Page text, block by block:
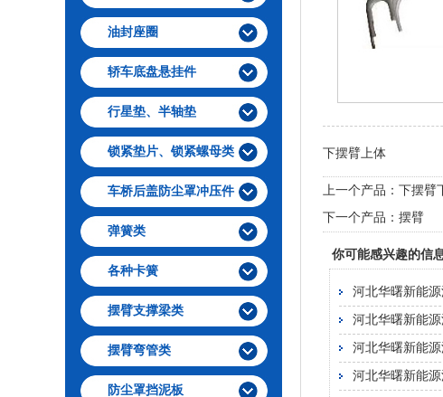
油封座圈
轿车底盘悬挂件
行星垫、半轴垫
锁紧垫片、锁紧螺母类
车桥后盖防尘罩冲压件
弹簧类
各种卡簧
摆臂支撑梁类
摆臂弯管类
防尘罩挡泥板
下摆臂上体
上一个产品： 下摆臂
下一个产品： 摆臂
你可能感兴趣的信
河北华曙新能
河北华曙新能
河北华曙新能
河北华曙新能